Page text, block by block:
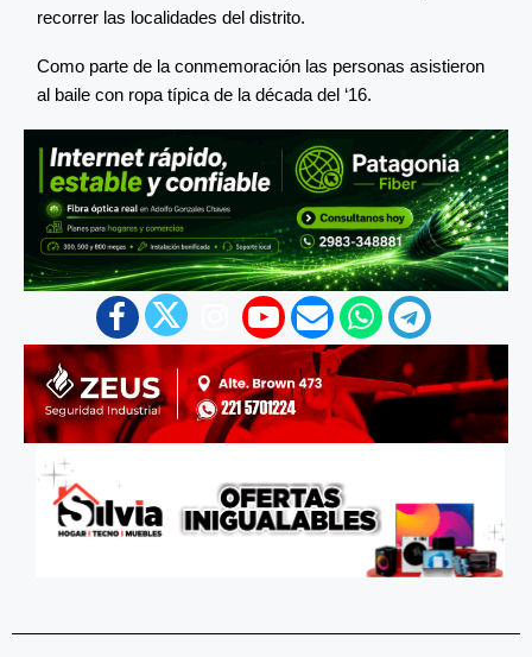
recorrer las localidades del distrito.
Como parte de la conmemoración las personas asistieron
al baile con ropa típica de la década del ‘16.